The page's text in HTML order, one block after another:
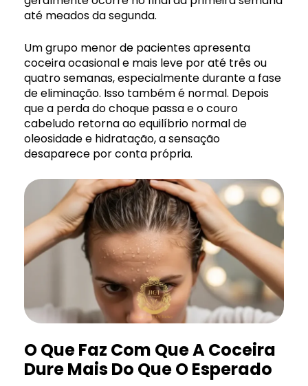
até meados da segunda.
Um grupo menor de pacientes apresenta
coceira ocasional e mais leve por até três ou
quatro semanas, especialmente durante a fase
de eliminação. Isso também é normal. Depois
que a perda do choque passa e o couro
cabeludo retorna ao equilíbrio normal de
oleosidade e hidratação, a sensação
desaparece por conta própria.
O Que Faz Com Que A Coceira
Dure Mais Do Que O Esperado